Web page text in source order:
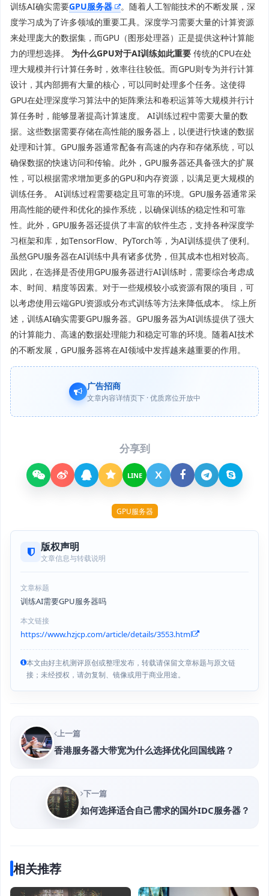
训练AI确实需要GPU服务器
。随着人工智能技术的不断发展，深
度学习成为了许多领域的重要工具。深度学习需要大量的计算资源
来处理庞大的数据集，而GPU（图形处理器）正是提供这种计算能
力的理想选择。 为什么GPU对于AI训练如此重要 传统的CPU在处
理大规模并行计算任务时，效率往往较低。而GPU则专为并行计算
设计，其内部拥有大量的核心，可以同时处理多个任务。这使得
GPU在处理深度学习算法中的矩阵乘法和卷积运算等大规模并行计
算任务时，能够显著提高计算速度。 AI训练过程中需要大量的数
据。这些数据需要存储在高性能的服务器上，以便进行快速的数据
处理和计算。GPU服务器通常配备有高速的内存和存储系统，可以
确保数据的快速访问和传输。此外，GPU服务器还具备强大的扩展
性，可以根据需求增加更多的GPU和内存资源，以满足更大规模的
训练任务。 AI训练过程需要稳定且可靠的环境。GPU服务器通常采
用高性能的硬件和优化的操作系统，以确保训练的稳定性和可靠
性。此外，GPU服务器还提供了丰富的软件生态，支持各种深度学
习框架和库，如TensorFlow、PyTorch等，为AI训练提供了便利。
虽然GPU服务器在AI训练中具有诸多优势，但其成本也相对较高。
因此，在选择是否使用GPU服务器进行AI训练时，需要综合考虑成
本、时间、精度等因素。对于一些规模较小或资源有限的项目，可
以考虑使用云端GPU资源或分布式训练等方法来降低成本。 综上所
述，训练AI确实需要GPU服务器。GPU服务器为AI训练提供了强大
的计算能力、高速的数据处理能力和稳定可靠的环境。随着AI技术
的不断发展，GPU服务器将在AI领域中发挥越来越重要的作用。
广告招商
文章内容详情页下 · 优质席位开放中
分享到
LINE X
GPU服务器
版权声明
文章信息与转载说明
文章标题
训练AI需要GPU服务器吗
本文链接
https://www.hzjcp.com/article/details/3553.html
本文由好主机测评原创或整理发布，转载请保留文章标题与原文链
接；未经授权，请勿复制、镜像或用于商业用途。
上一篇
香港服务器大带宽为什么选择优化回国线路？
下一篇
如何选择适合自己需求的国外IDC服务器？
相关推荐